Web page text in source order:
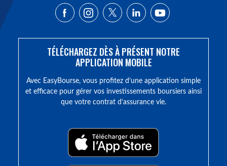
TÉLÉCHARGEZ DÈS À PRÉSENT NOTRE
APPLICATION MOBILE
Avec EasyBourse, vous profitez d’une application simple
et efficace pour gérer vos investissements boursiers ainsi
que votre contrat d’assurance vie.